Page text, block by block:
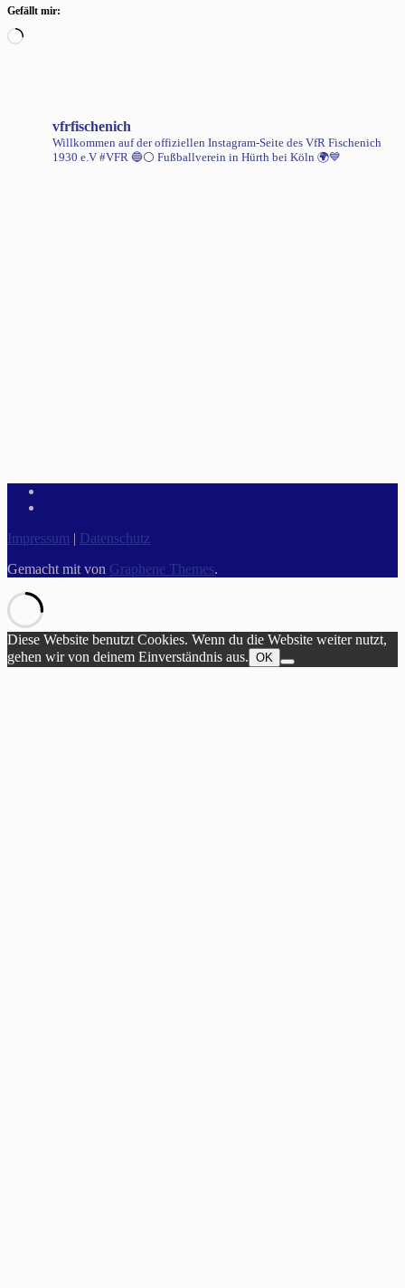
Gefällt mir:
Wird
vfrfischenich
Willkommen auf der offiziellen Instagram-Seite des VfR Fischenich
1930 e.V #VFR 🔵⚪️ Fußballverein in Hürth bei Köln 🌍💙
Impressum | Datenschutz
Gemacht mit von Graphene Themes.
Diese Website benutzt Cookies. Wenn du die Website weiter nutzt,
gehen wir von deinem Einverständnis aus. OK